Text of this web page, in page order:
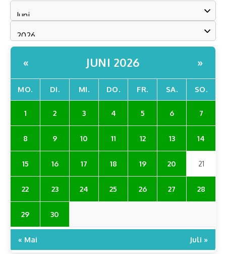
« JUNI 2026 »
MO. DI. MI. DO. FR. SA. SO.
1 2 3 4 5 6 7
8 9 10 11 12 13 14
15 16 17 18 19 20 21
22 23 24 25 26 27 28
29 30
« Mai Juli »